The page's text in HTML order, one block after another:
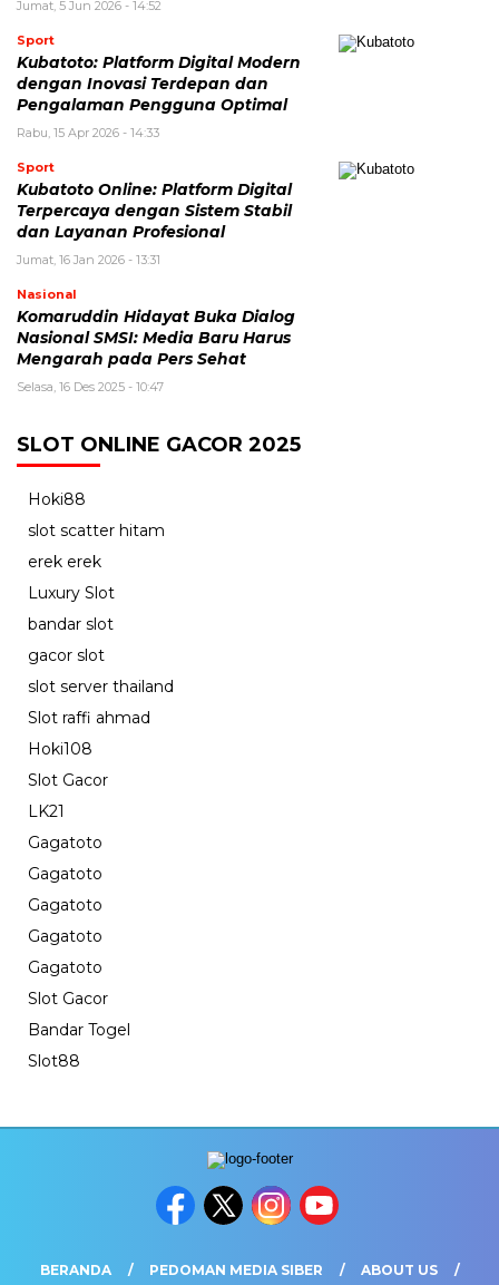
Jumat, 5 Jun 2026 - 14:52
Sport
Kubatoto: Platform Digital Modern
dengan Inovasi Terdepan dan
Pengalaman Pengguna Optimal
Rabu, 15 Apr 2026 - 14:33
Sport
Kubatoto Online: Platform Digital
Terpercaya dengan Sistem Stabil
dan Layanan Profesional
Jumat, 16 Jan 2026 - 13:31
Nasional
Komaruddin Hidayat Buka Dialog
Nasional SMSI: Media Baru Harus
Mengarah pada Pers Sehat
Selasa, 16 Des 2025 - 10:47
SLOT ONLINE GACOR 2025
Hoki88
slot scatter hitam
erek erek
Luxury Slot
bandar slot
gacor slot
slot server thailand
Slot raffi ahmad
Hoki108
Slot Gacor
LK21
Gagatoto
Gagatoto
Gagatoto
Gagatoto
Gagatoto
Slot Gacor
Bandar Togel
Slot88
BERANDA PEDOMAN MEDIA SIBER ABOUT US